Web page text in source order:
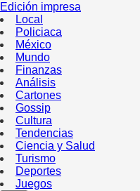
Edición impresa
Local
Policiaca
México
Mundo
Finanzas
Análisis
Cartones
Gossip
Cultura
Tendencias
Ciencia y Salud
Turismo
Deportes
Juegos